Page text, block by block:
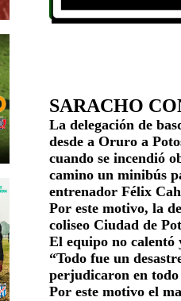
SARACHO
La delegación de
desde a Oruro a
cuando se incendió
camino un minibús
entrenador Félix
Por este motivo, la
coliseo Ciudad de
El equipo no calentó
“Todo fue un
perjudicaron en todo
Por este motivo el